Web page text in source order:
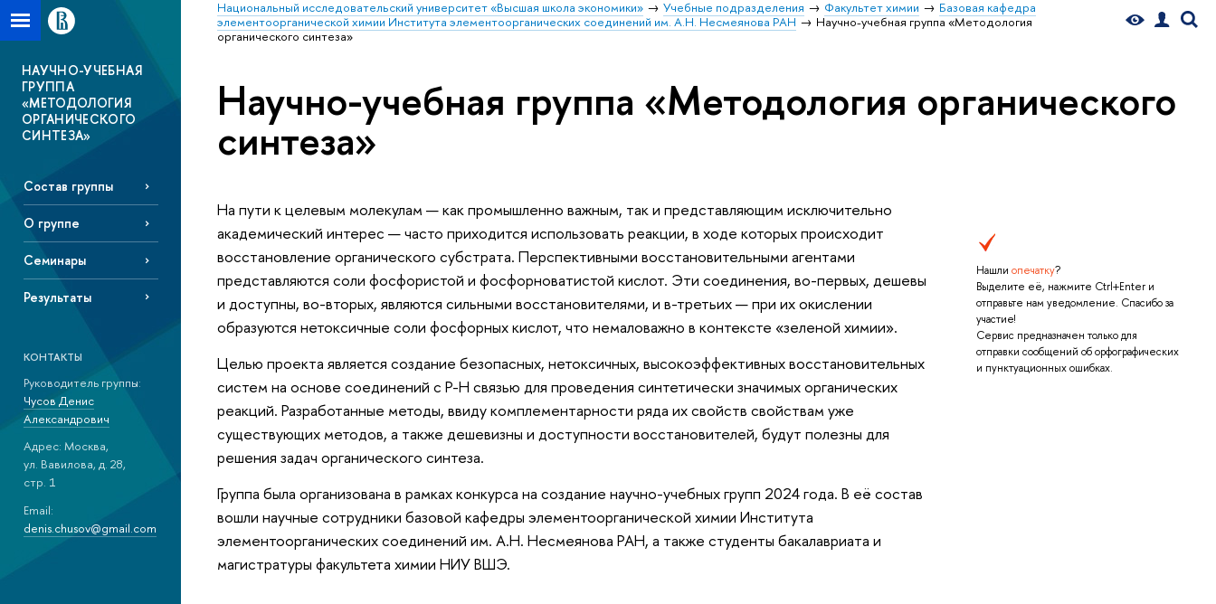
Национальный исследовательский университет «Высшая школа экономики» Учебные подразделения Факультет химии
Базовая кафедра
элементоорганической химии Института элементоорганических соединений им. А.Н. Несмеянова РАН
Научно-учебная группа «Методология
органического синтеза»
НАУЧНО-УЧЕБНАЯ
ГРУППА
«МЕТОДОЛОГИЯ
ОРГАНИЧЕСКОГО
СИНТЕЗА»
Состав группы
О группе
Семинары
Результаты
КОНТАКТЫ
Руководитель группы:
Чусов Денис
Александрович
Адрес: Москва,
ул. Вавилова, д. 28,
стр. 1
Email:
denis.chusov@gmail.com
Научно-учебная группа «Методология органического
синтеза»
Нашли опечатку?
Выделите её, нажмите Ctrl+Enter и
отправьте нам уведомление. Спасибо за
участие!
Сервис предназначен только для
отправки сообщений об орфографических
и пунктуационных ошибках.
На пути к целевым молекулам — как промышленно важным, так и представляющим исключительно
академический интерес — часто приходится использовать реакции, в ходе которых происходит
восстановление органического субстрата. Перспективными восстановительными агентами
представляются соли фосфористой и фосфорноватистой кислот. Эти соединения, во-первых, дешевы
и доступны, во-вторых, являются сильными восстановителями, и в-третьих — при их окислении
образуются нетоксичные соли фосфорных кислот, что немаловажно в контексте «зеленой химии».
Целью проекта является создание безопасных, нетоксичных, высокоэффективных восстановительных
систем на основе соединений с P-H связью для проведения синтетически значимых органических
реакций. Разработанные методы, ввиду комплементарности ряда их свойств свойствам уже
существующих методов, а также дешевизны и доступности восстановителей, будут полезны для
решения задач органического синтеза.
Группа была организована в рамках конкурса на создание научно-учебных групп 2024 года. В её состав
вошли научные сотрудники базовой кафедры элементоорганической химии Института
элементоорганических соединений им. А.Н. Несмеянова РАН, а также студенты бакалавриата и
магистратуры факультета химии НИУ ВШЭ.